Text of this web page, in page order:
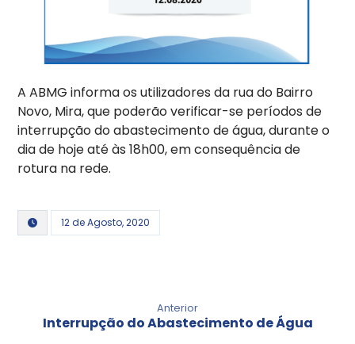
A ABMG informa os utilizadores da rua do Bairro
Novo, Mira, que poderão verificar-se períodos de
interrupção do abastecimento de água, durante o
dia de hoje até às 18h00, em consequência de
rotura na rede.
12 de Agosto, 2020
Anterior
Interrupção do Abastecimento de Água